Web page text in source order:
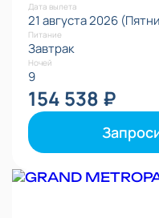
Дата вылета
21 августа 2026
Питание
Завтрак
Ночей
9
154 538 ₽